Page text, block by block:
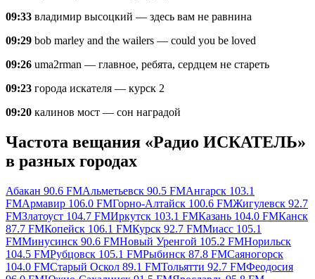
09:33 владимир высоцкий — здесь вам не равнина
09:29 bob marley and the wailers — could you be loved
09:26 uma2rman — главное, ребята, сердцем не стареть
09:23 города искателя — курск 2
09:20 калинов мост — сон наградой
Частота вещания «Радио ИСКАТЕЛЬ»
в разных городах
Абакан 90.6 FMАльметьевск 90.5 FMАнгарск 103.1
FMАрмавир 106.0 FMГорно-Алтайск 100.6 FMЖигулевск 92.7
FMЗлатоуст 104.7 FMИркутск 103.1 FMКазань 104.0 FMКанск
87.7 FMКопейск 106.1 FMКурск 92.7 FMМиасс 105.1
FMМинусинск 90.6 FMНовый Уренгой 105.2 FMНорильск
104.5 FMРубцовск 105.1 FMРыбинск 87.8 FMСаяногорск
104.0 FMСтарый Оскол 89.1 FMТольятти 92.7 FMФеодосия